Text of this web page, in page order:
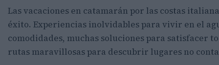
Las vacaciones en catamarán por las costas
éxito. Experiencias inolvidables para vivir en el
comodidades, muchas soluciones para satisfacer
rutas maravillosas para descubrir lugares no